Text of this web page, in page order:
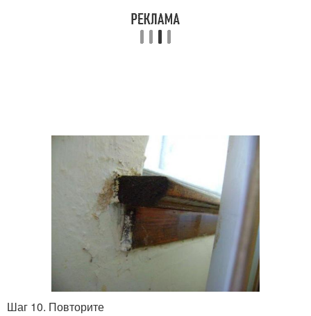
Шаг 10. Повторите